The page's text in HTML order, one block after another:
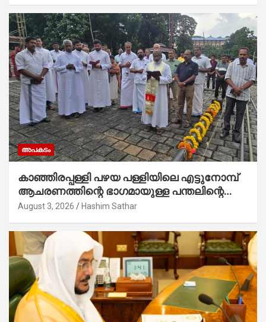
അപകടം
കാഞ്ഞിരപ്പള്ളി പഴയ പള്ളിയിലെ എട്ടുനോമ്പ്
ആചരണത്തിന്റെ ഭാഗമായുള്ള പന്തലിന്റെ
കാൽനാട്ട് കർമ്മം ആർച്ച് പ്രീസ്റ്റ് വെരി.
August 3, 2026 Hashim Sathar